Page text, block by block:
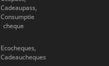
Cadeaupass,
Consumptie
cheque
Ecocheques,
Cadeaucheques